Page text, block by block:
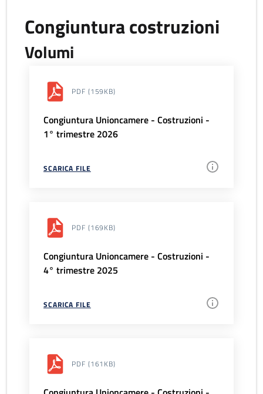
Congiuntura costruzioni
Volumi
PDF (159KB)
Congiuntura Unioncamere - Costruzioni -
1° trimestre 2026
SCARICA FILE
PDF (169KB)
Congiuntura Unioncamere - Costruzioni -
4° trimestre 2025
SCARICA FILE
PDF (161KB)